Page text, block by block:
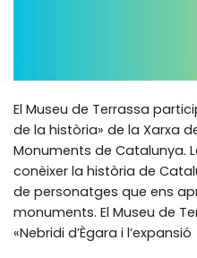
El Museu de Terrassa
de la història» de la Xarxa
Monuments de Catalunya.
conèixer la història de
de personatges que ens
monuments. El Museu de
«Nebridi d’Ègara i l’expansió